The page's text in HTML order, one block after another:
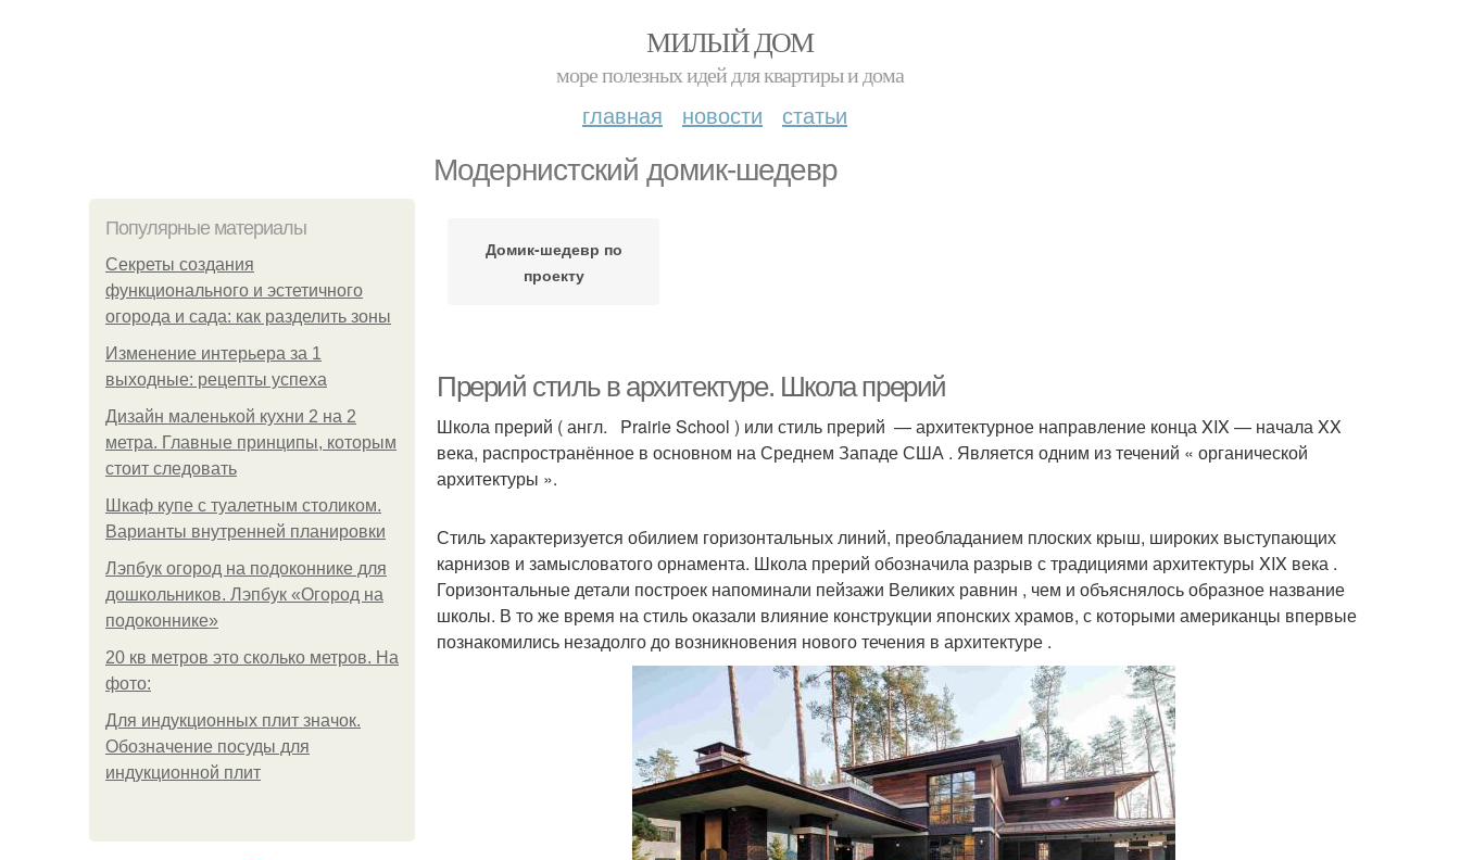
МИЛЫЙ ДОМ
море полезных идей для квартиры и дома
главная новости статьи
Модернистский домик-шедевр
Популярные материалы
Секреты создания
функционального и эстетичного
огорода и сада: как разделить зоны
Изменение интерьера за 1
выходные: рецепты успеха
Дизайн маленькой кухни 2 на 2
метра. Главные принципы, которым
стоит следовать
Шкаф купе с туалетным столиком.
Варианты внутренней планировки
Лэпбук огород на подоконнике для
дошкольников. Лэпбук «Огород на
подоконнике»
20 кв метров это сколько метров. На
фото:
Для индукционных плит значок.
Обозначение посуды для
индукционной плит
Домик-шедевр по
проекту
Прерий стиль в архитектуре. Школа прерий
Школа прерий ( англ. Prairie School ) или стиль прерий — архитектурное направление конца XIX — начала XX
века, распространённое в основном на Среднем Западе США . Является одним из течений « органической
архитектуры ».
Стиль характеризуется обилием горизонтальных линий, преобладанием плоских крыш, широких выступающих
карнизов и замысловатого орнамента. Школа прерий обозначила разрыв с традициями архитектуры XIX века .
Горизонтальные детали построек напоминали пейзажи Великих равнин , чем и объяснялось образное название
школы. В то же время на стиль оказали влияние конструкции японских храмов, с которыми американцы впервые
познакомились незадолго до возникновения нового течения в архитектуре .